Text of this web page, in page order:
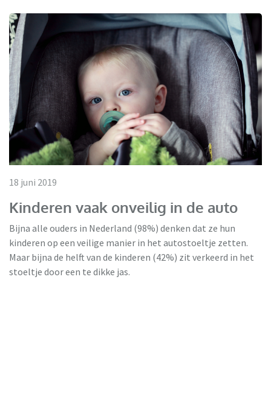
18 juni 2019
Kinderen vaak onveilig in de auto
Bijna alle ouders in Nederland (98%) denken dat ze hun
kinderen op een veilige manier in het autostoeltje zetten.
Maar bijna de helft van de kinderen (42%) zit verkeerd in het
stoeltje door een te dikke jas.